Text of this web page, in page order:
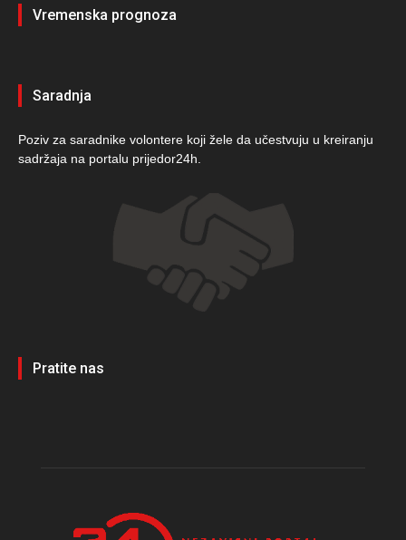
Vremenska prognoza
Saradnja
Poziv za saradnike volontere koji žele da učestvuju u kreiranju
sadržaja na portalu prijedor24h.
Pratite nas